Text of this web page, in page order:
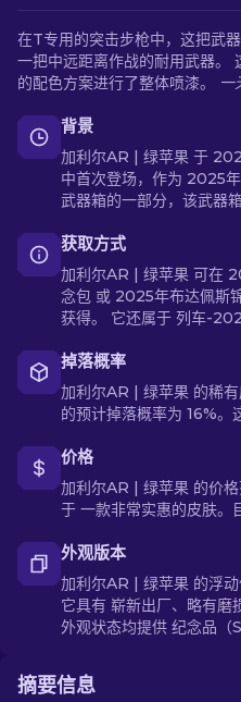
在T专用的突击步枪中，这把武
一把中远距离作战的耐用武器。
的配色方案进行了整体喷漆。
一
背景
加利尔AR | 绿苹果 于
中首次登场，作为 2025
武器箱的一部分，该武器
获取方式
加利尔AR | 绿苹果 可在
念包 或 2025年布达佩斯
获得。 它还属于 列车-
掉落概率
加利尔AR | 绿苹果 的稀
的预计掉落概率为 16%。
价格
加利尔AR | 绿苹果 的价
于 一款非常实惠的皮肤。
外观版本
加利尔AR | 绿苹果 的浮
它具有 崭新出厂、略有磨
外观状态均提供 纪念品（
摘要信息